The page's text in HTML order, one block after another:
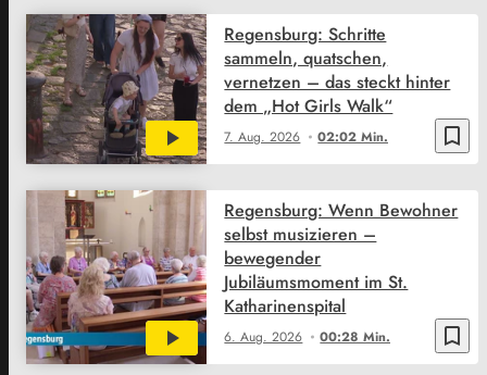
bookmark_border
7. Aug. 2026 02:02 Min.
Regensburg: Schritte
sammeln, quatschen,
vernetzen – das steckt hinter
dem „Hot Girls Walk“
bookmark_border
6. Aug. 2026 00:28 Min.
Regensburg: Wenn Bewohner
selbst musizieren –
bewegender
Jubiläumsmoment im St.
Katharinenspital